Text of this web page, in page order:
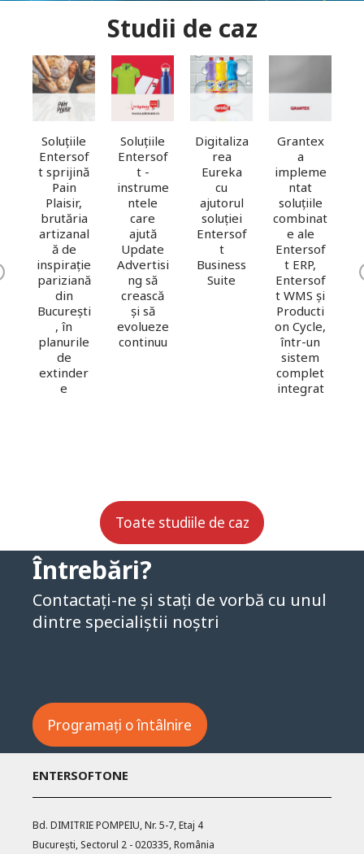
Studii de caz
Soluțiile
Entersof
t sprijină
Pain
Plaisir,
brutăria
artizanal
ă de
inspirație
pariziană
din
București
, în
planurile
de
extinder
e
Soluțiile
Entersof
t -
instrume
ntele
care
ajută
Update
Advertisi
ng să
crească
și să
evolueze
continuu
Digitaliza
rea
Eureka
cu
ajutorul
soluției
Entersof
t
Business
Suite
Grantex
a
impleme
ntat
soluțiile
combinat
e ale
Entersof
t ERP,
Entersof
t WMS și
Producti
on Cycle,
într-un
sistem
complet
integrat
Toate studiile de caz
Întrebări?
Contactați-ne și stați de vorbă cu unul
dintre specialiștii noștri
Programați o întâlnire
ENTERSOFTONE
Bd. DIMITRIE POMPEIU, Nr. 5-7, Etaj 4
București, Sectorul 2 - 020335, România